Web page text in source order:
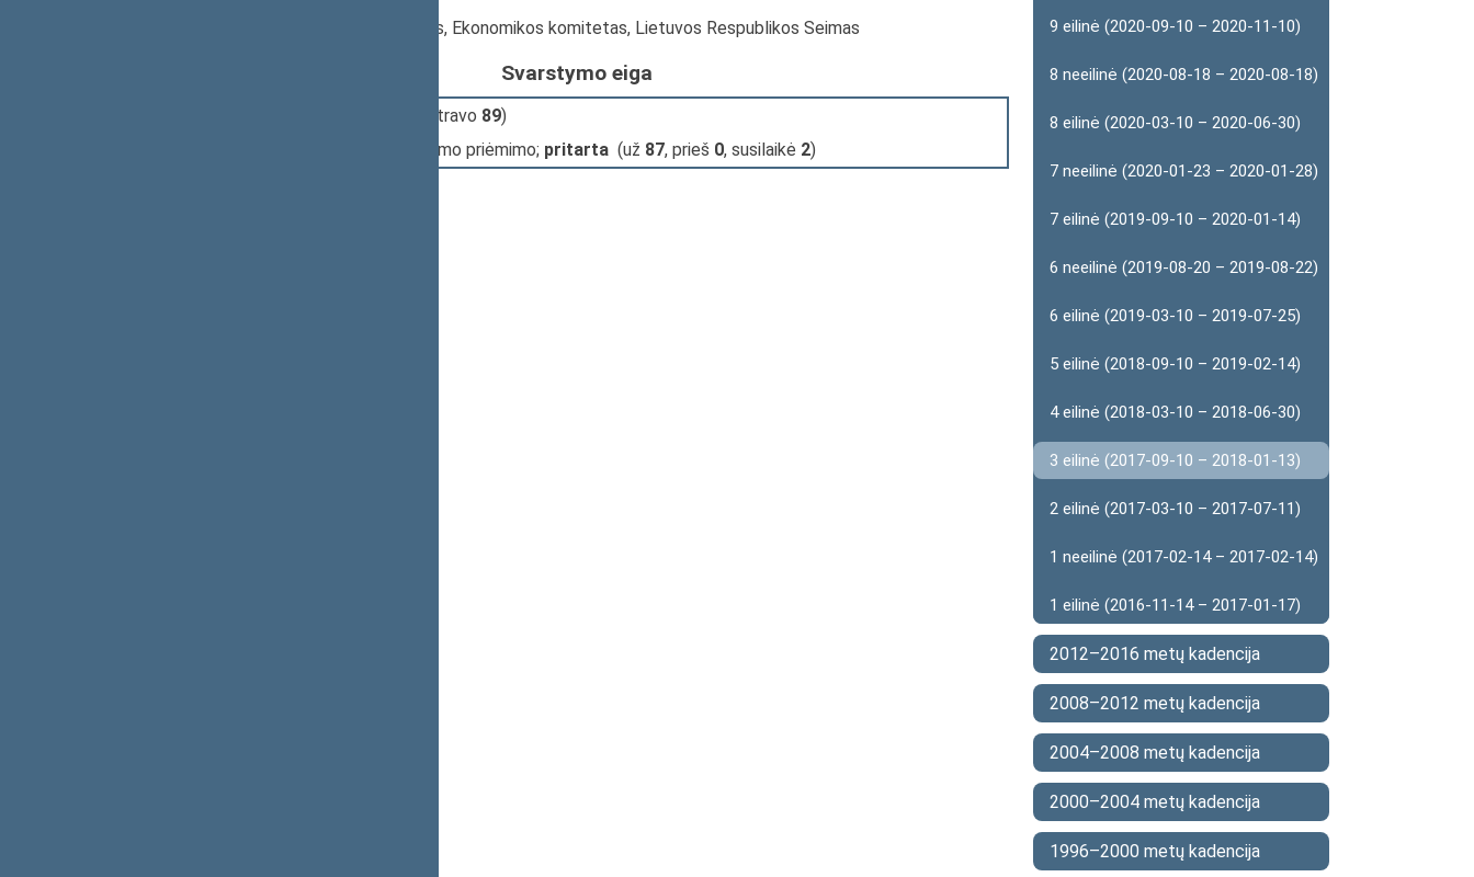
, Komisijos narys, Ekonomikos komitetas, Lietuvos Respublikos Seimas
Svarstymo eiga
(užsiregistravo 89)
dėl įstatymo priėmimo; pritarta (už 87, prieš 0, susilaikė 2)
9 eilinė (2020-09-10 – 2020-11-10)
8 neeilinė (2020-08-18 – 2020-08-18)
8 eilinė (2020-03-10 – 2020-06-30)
7 neeilinė (2020-01-23 – 2020-01-28)
7 eilinė (2019-09-10 – 2020-01-14)
6 neeilinė (2019-08-20 – 2019-08-22)
6 eilinė (2019-03-10 – 2019-07-25)
5 eilinė (2018-09-10 – 2019-02-14)
4 eilinė (2018-03-10 – 2018-06-30)
3 eilinė (2017-09-10 – 2018-01-13)
2 eilinė (2017-03-10 – 2017-07-11)
1 neeilinė (2017-02-14 – 2017-02-14)
1 eilinė (2016-11-14 – 2017-01-17)
2012–2016 metų kadencija
2008–2012 metų kadencija
2004–2008 metų kadencija
2000–2004 metų kadencija
1996–2000 metų kadencija